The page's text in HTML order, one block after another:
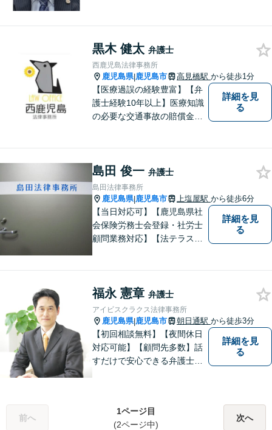
いく解決になるよう、精一杯
尽力いたします。【対応分野
多数！】
黒木 健太 弁護士
西鹿児島法律事務所
鹿児島県|鹿児島市 高見橋駅 から徒歩1分
【医療過誤の経験豊富】【弁
護士経験10年以上】医療知識
の必要な交通事故の賠償金請
さい。依頼者様との信頼関係
を大切に解決へ向けて尽力い
たします。【休日・夜間対応
可】
詳細を見
る
島田 俊一 弁護士
島田法律事務所
鹿児島県|鹿児島市 上塩屋駅 から徒歩6分
【当日対応可】【鹿児島県社
会保険労務士会登録・社労士
顧問業務対応】【法テラス対
詳細を見
る
福永 憲章 弁護士
アイビスクラクス法律事務所
鹿児島県|鹿児島市 朝日通駅 から徒歩3分
【初回相談無料】【夜間休日
対応可能】【顧問先多数】話
すだけで安心できる弁護士を
ルでありたいと思っていま
詳細を見
る
前へ
1ページ目
(2ページ中)
次へ